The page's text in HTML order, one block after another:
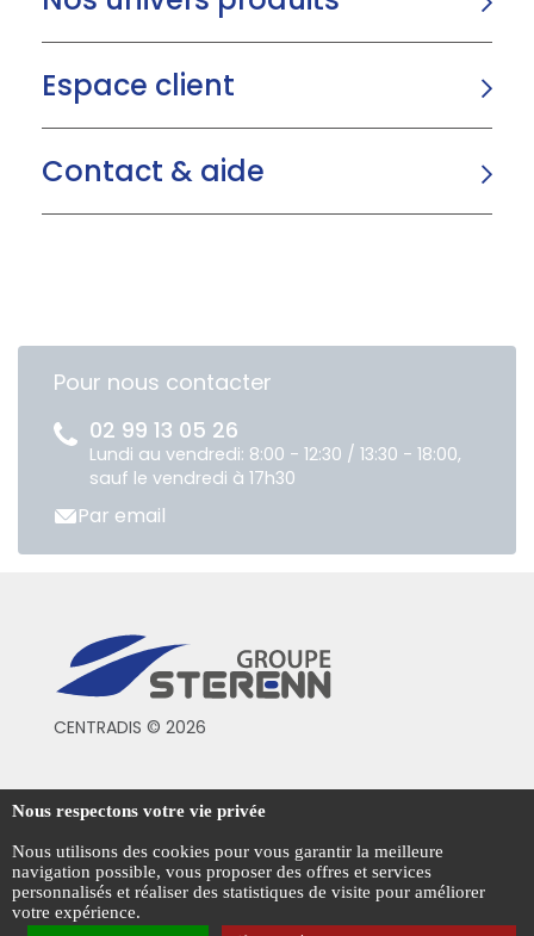
Espace client
Contact & aide
Pour nous contacter
02 99 13 05 26
Lundi au vendredi: 8:00 - 12:30 / 13:30 - 18:00,
sauf le vendredi à 17h30
Par email
CENTRADIS © 2026
Conditions générales de vente
Mentions légales
Politique de confidentialité
Gestion des cookies
Nous respectons votre vie privée
Nous utilisons des cookies pour vous garantir la meilleure
navigation possible, vous proposer des offres et services
personnalisés et réaliser des statistiques de visite pour améliorer
votre expérience.